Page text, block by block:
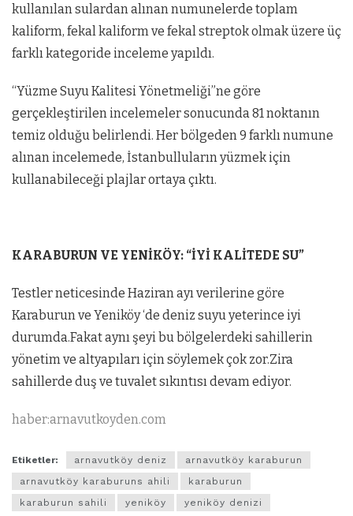
kullanılan sulardan alınan numunelerde toplam
kaliform, fekal kaliform ve fekal streptok olmak üzere üç
farklı kategoride inceleme yapıldı.
“Yüzme Suyu Kalitesi Yönetmeliği”ne göre
gerçekleştirilen incelemeler sonucunda 81 noktanın
temiz olduğu belirlendi. Her bölgeden 9 farklı numune
alınan incelemede, İstanbulluların yüzmek için
kullanabileceği plajlar ortaya çıktı.
KARABURUN VE YENİKÖY: “İYİ KALİTEDE SU”
Testler neticesinde Haziran ayı verilerine göre
Karaburun ve Yeniköy ‘de deniz suyu yeterince iyi
durumda.Fakat aynı şeyi bu bölgelerdeki sahillerin
yönetim ve altyapıları için söylemek çok zor.Zira
sahillerde duş ve tuvalet sıkıntısı devam ediyor.
haber:arnavutkoyden.com
Etiketler: arnavutköy deniz
arnavutköy karaburun
arnavutköy karaburuns ahili
karaburun
karaburun sahili
yeniköy yeniköy denizi